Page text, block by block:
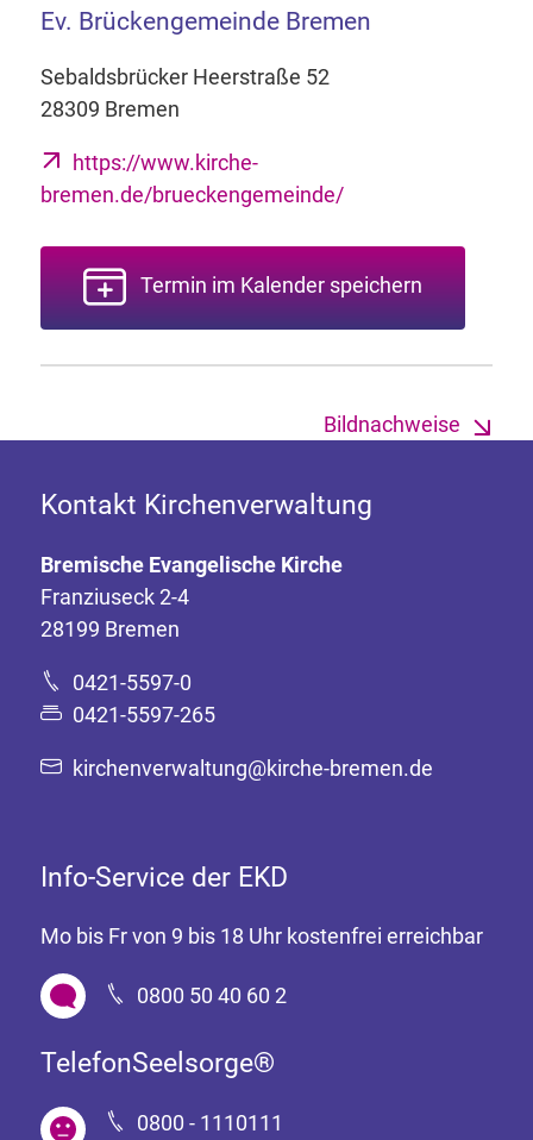
Ev. Brückengemeinde Bremen
Sebaldsbrücker Heerstraße 52
28309 Bremen
https://www.kirche-
bremen.de/brueckengemeinde/
Termin im Kalender speichern
Bildnachweise
Kontakt Kirchenverwaltung
Bremische Evangelische Kirche
Franziuseck 2-4
28199 Bremen
0421-5597-0
0421-5597-265
kirchenverwaltung@kirche-bremen.de
Info-Service der EKD
Mo bis Fr von 9 bis 18 Uhr kostenfrei erreichbar
0800 50 40 60 2
TelefonSeelsorge®
0800 - 1110111